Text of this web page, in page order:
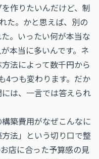
作りたいんだけど、制
た。かと思えば、別の
。いったい何が本当な
本当に多いんです。ネ
法によって数千円から
4つも変わります。だか
は、一言では答えられ
築費用がなぜこんなに
法」という切り口で整
店に合った予算感の見